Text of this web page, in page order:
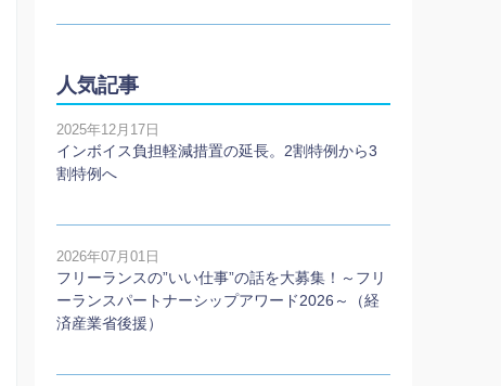
人気記事
2025年12月17日
インボイス負担軽減措置の延長。2割特例から3
割特例へ
2026年07月01日
フリーランスの”いい仕事”の話を大募集！～フリ
ーランスパートナーシップアワード2026～（経
済産業省後援）